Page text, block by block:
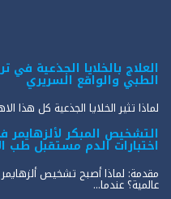
العلاج بالخلايا الجذعية في
الطبي والواقع السريري
لماذا تثير الخلايا الجذعية كل هذا
التشخيص المبكر لألزهايمر
اختبارات الدم مستقبل طب
مقدمة: لماذا أصبح تشخيص
عالمية؟ عندما...